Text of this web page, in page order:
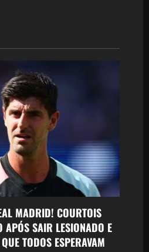
MADRID! COURTOIS
APÓS SAIR LESIONADO E
TODOS ESPERAVAM